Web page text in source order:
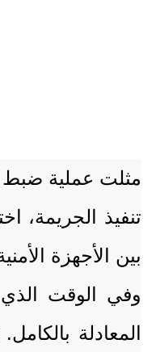
مثلت عملية ضبط
تنفيذ الجريمة،
بين الأجهزة
وفي الوقت الذي
المعادلة